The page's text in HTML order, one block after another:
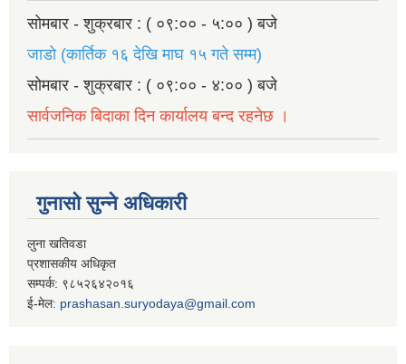
सोमबार - शुक्रबार : ( ०९:०० - ५:०० ) बजे
जाडो (कार्तिक १६ देखि माघ १५ गते सम्म)
सोमबार - शुक्रबार : ( ०९:०० - ४:०० ) बजे
सार्वजनिक बिदाका दिन कार्यालय बन्द रहनेछ ।
गुनासो सुन्ने अधिकारी
लुना खतिवडा
प्रशासकीय अधिकृत
सम्पर्क: ९८५२६४२०१६
ई-मेल: prashasan.suryodaya@gmail.com